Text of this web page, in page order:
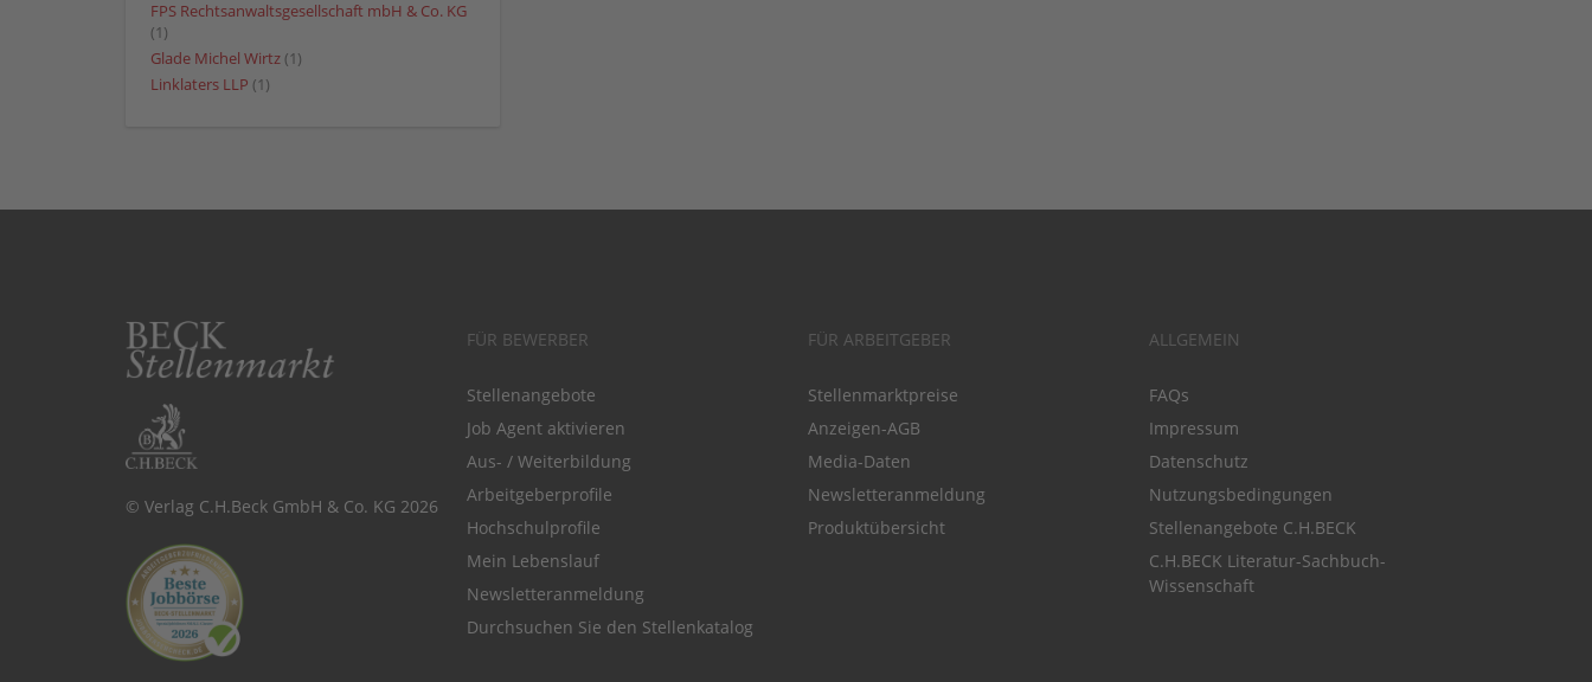
FPS Rechtsanwaltsgesellschaft mbH & Co. KG
(1)
Glade Michel Wirtz (1)
Linklaters LLP (1)
© Verlag C.H.Beck GmbH & Co. KG 2026
FÜR BEWERBER
Stellenangebote
Job Agent aktivieren
Aus- / Weiterbildung
Arbeitgeberprofile
Hochschulprofile
Mein Lebenslauf
Newsletteranmeldung
Durchsuchen Sie den Stellenkatalog
FÜR ARBEITGEBER
Stellenmarktpreise
Anzeigen-AGB
Media-Daten
Newsletteranmeldung
Produktübersicht
ALLGEMEIN
FAQs
Impressum
Datenschutz
Nutzungsbedingungen
Stellenangebote C.H.BECK
C.H.BECK Literatur-Sachbuch-
Wissenschaft